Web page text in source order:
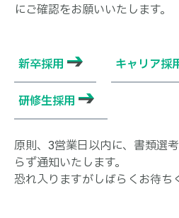
にご確認をお願いいたします。
新卒採用 キャリア採
研修生採用
原則、3営業日以内に、書類選
らず通知いたします。
恐れ入りますがしばらくお待ち